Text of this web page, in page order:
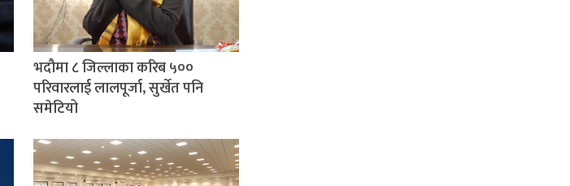
भदौमा ८ जिल्लाका करिब ५००
परिवारलाई लालपूर्जा, सुर्खेत पनि
समेटियो